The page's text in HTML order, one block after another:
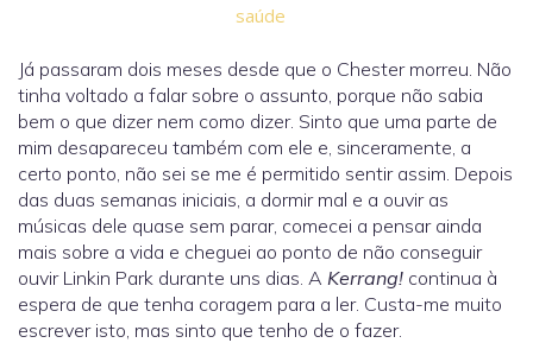
saúde
Já passaram dois meses desde que o Chester morreu. Não
tinha voltado a falar sobre o assunto, porque não sabia
bem o que dizer nem como dizer. Sinto que uma parte de
mim desapareceu também com ele e, sinceramente, a
certo ponto, não sei se me é permitido sentir assim. Depois
das duas semanas iniciais, a dormir mal e a ouvir as
músicas dele quase sem parar, comecei a pensar ainda
mais sobre a vida e cheguei ao ponto de não conseguir
ouvir Linkin Park durante uns dias. A Kerrang! continua à
espera de que tenha coragem para a ler. Custa-me muito
escrever isto, mas sinto que tenho de o fazer.